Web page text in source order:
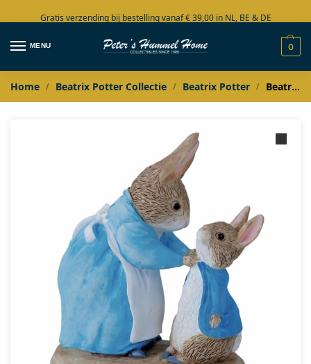
Gratis verzending bij bestelling vanaf € 39,00 in NL, BE & DE
Grote collectie in voorraad
MENU 0
Home / Beatrix Potter Collectie / Beatrix Potter / Beatrix Potter Mrs. Rabbit and Peter figurine